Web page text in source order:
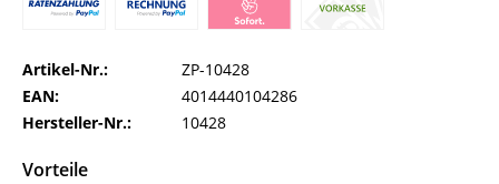
Artikel-Nr.:
ZP-10428
EAN:
4014440104286
Hersteller-Nr.:
10428
Vorteile